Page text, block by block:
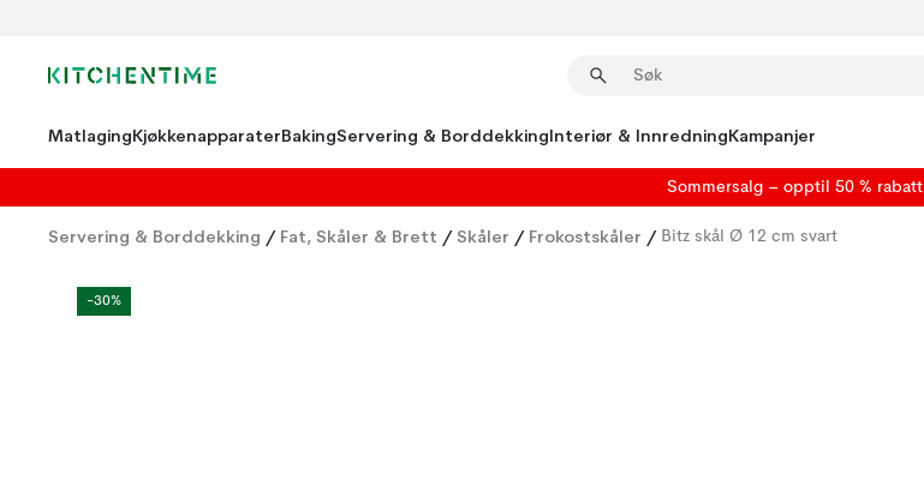
MatlagingKjøkkenapparaterBakingServering & BorddekkingInteriør & InnredningKampanjer
Sommersalg – opptil 50 % rabatt
Servering & Borddekking / Fat, Skåler & Brett / Skåler / Frokostskåler / Bitz skål Ø 12 cm svart
-30%